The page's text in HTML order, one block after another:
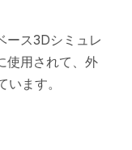
ース3Dシミュレ
使用されて、外
ます。